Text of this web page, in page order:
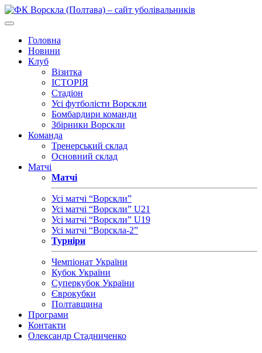
Головна
Новини
Клуб
Візитка
ІСТОРІЯ
Стадіон
Усі футболісти Ворскли
Бомбардири команди
Збірники Ворскли
Команда
Тренерський склад
Основний склад
Матчі
Матчі
Усі матчі “Ворскли”
Усі матчі “Ворскли” U21
Усі матчі “Ворскли” U19
Усі матчі “Ворскла-2”
Турніри
Чемпіонат України
Кубок України
Суперкубок України
Єврокубки
Полтавщина
Програми
Контакти
Олександр Стадниченко